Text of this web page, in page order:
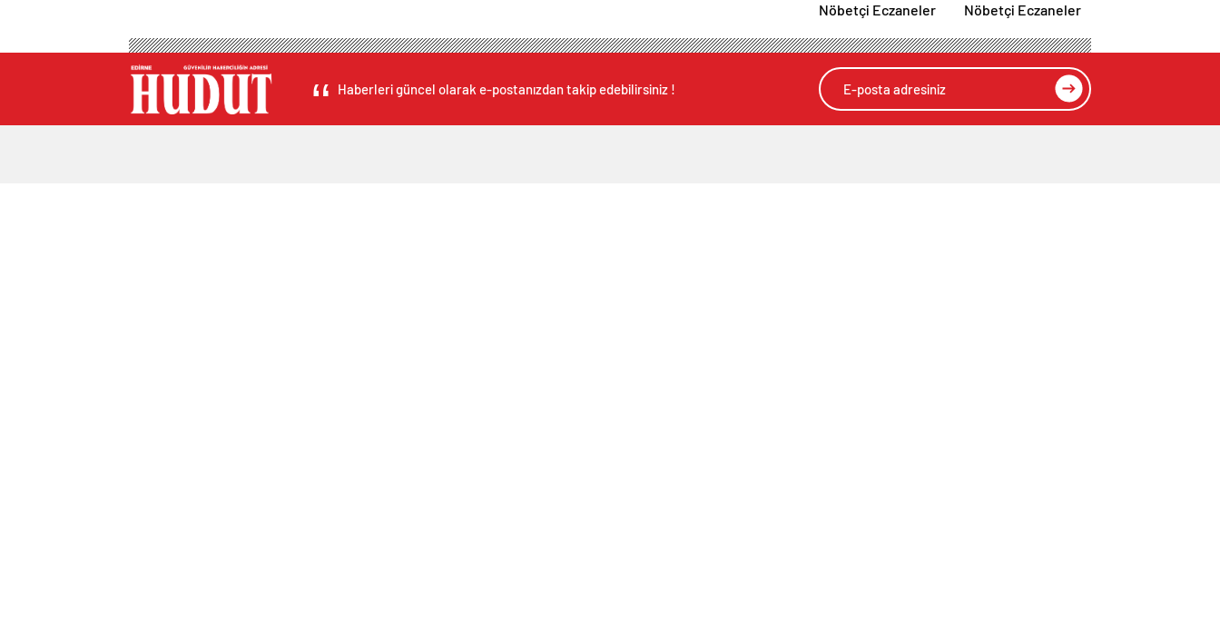
Nöbetçi Eczaneler Nöbetçi Eczaneler
Haberleri güncel olarak e-postanızdan takip edebilirsiniz !